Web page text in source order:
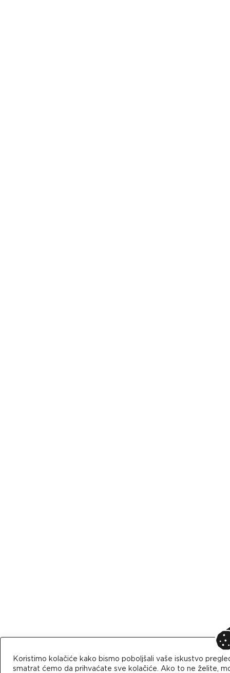
Koristimo kolačiće kako bismo poboljšali vaše iskustvo
smatrat ćemo da prihvaćate sve kolačiće. Ako to ne želite,